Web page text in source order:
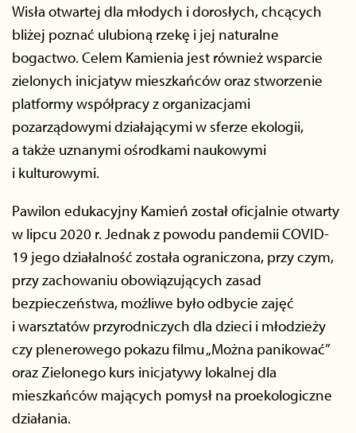
Wisła otwartej dla młodych i dorosłych, chcących
bliżej poznać ulubioną rzekę i jej naturalne
bogactwo. Celem Kamienia jest również wsparcie
zielonych inicjatyw mieszkańców oraz stworzenie
platformy współpracy z organizacjami
pozarządowymi działającymi w sferze ekologii,
a także uznanymi ośrodkami naukowymi
i kulturowymi.
Pawilon edukacyjny Kamień został oficjalnie otwarty
w lipcu 2020 r. Jednak z powodu pandemii COVID-
19 jego działalność została ograniczona, przy czym,
przy zachowaniu obowiązujących zasad
bezpieczeństwa, możliwe było odbycie zajęć
i warsztatów przyrodniczych dla dzieci i młodzieży
czy plenerowego pokazu filmu „Można panikować”
oraz Zielonego kurs inicjatywy lokalnej dla
mieszkańców mających pomysł na proekologiczne
działania.